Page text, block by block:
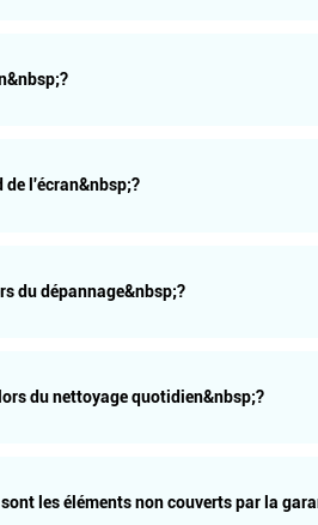
de l'écran&nbsp;?
du dépannage&nbsp;?
du nettoyage quotidien&nbsp;?
les éléments non couverts par la